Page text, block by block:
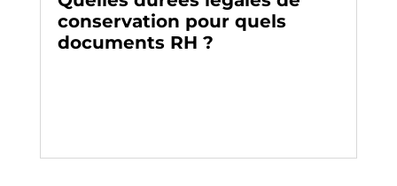
conservation pour quels
documents RH ?